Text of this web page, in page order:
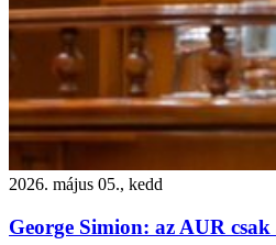
2026. május 05., kedd
George Simion: az AUR